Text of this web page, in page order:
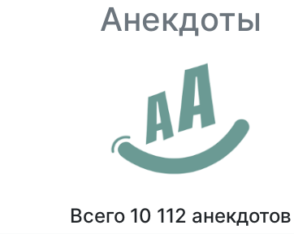
Анекдоты
Всего 10 112 анекдотов